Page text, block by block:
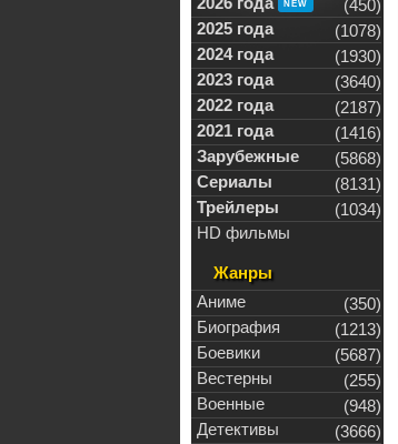
(450)
2025 года
(1078)
2024 года
(1930)
2023 года
(3640)
2022 года
(2187)
2021 года
(1416)
Зарубежные
(5868)
Сериалы
(8131)
Трейлеры
(1034)
HD фильмы
Жанры
Аниме
(350)
Биография
(1213)
Боевики
(5687)
Вестерны
(255)
Военные
(948)
Детективы
(3666)